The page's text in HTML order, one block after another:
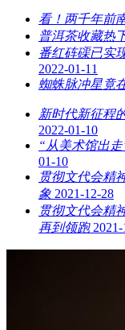
看！两千年前
普洱茶收藏热
番红砗磲已实
2022-01-11
蜘蛛脉冲星竟
新时代新征程
2022-01-10
“从美术馆出
01-10
贯彻文代会精
象 2021-12-28
贯彻文代会精
再到领跑